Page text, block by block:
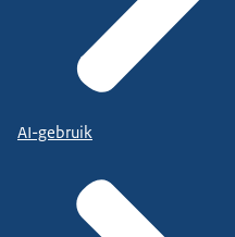
AI-gebruik